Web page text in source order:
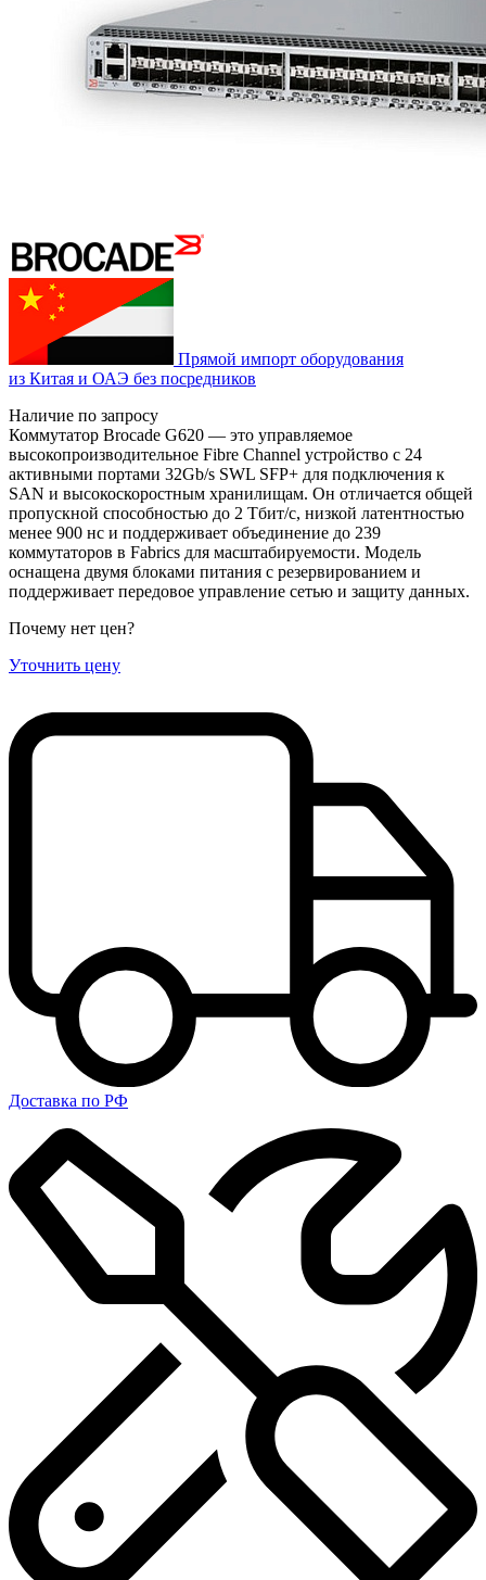
Прямой импорт оборудования
из Китая и ОАЭ без посредников
Наличие по запросу
Коммутатор Brocade G620 — это управляемое
высокопроизводительное Fibre Channel устройство с 24
активными портами 32Gb/s SWL SFP+ для подключения к
SAN и высокоскоростным хранилищам. Он отличается общей
пропускной способностью до 2 Тбит/с, низкой латентностью
менее 900 нс и поддерживает объединение до 239
коммутаторов в Fabrics для масштабируемости. Модель
оснащена двумя блоками питания с резервированием и
поддерживает передовое управление сетью и защиту данных.
Почему нет цен?
Уточнить цену
Доставка по РФ